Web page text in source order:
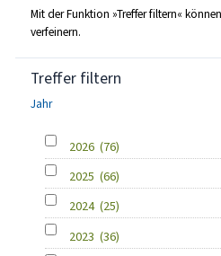
Mit der Funktion »Treffer filtern«
verfeinern.
Treffer filtern
Jahr
2026 (76)
2025 (66)
2024 (25)
2023 (36)